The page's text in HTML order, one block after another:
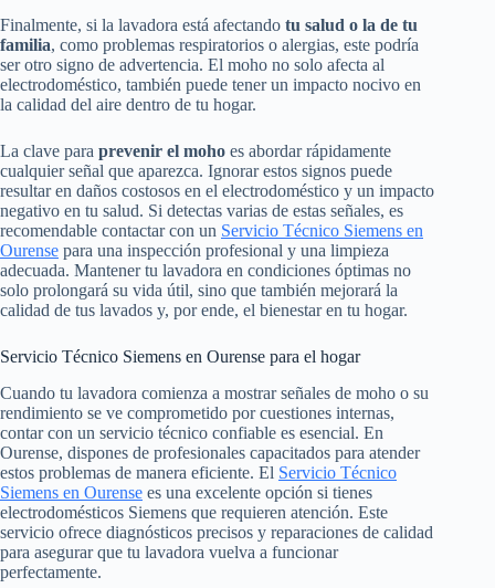
Finalmente, si la lavadora está afectando tu salud o la de tu
familia, como problemas respiratorios o alergias, este podría
ser otro signo de advertencia. El moho no solo afecta al
electrodoméstico, también puede tener un impacto nocivo en
la calidad del aire dentro de tu hogar.
La clave para prevenir el moho es abordar rápidamente
cualquier señal que aparezca. Ignorar estos signos puede
resultar en daños costosos en el electrodoméstico y un impacto
negativo en tu salud. Si detectas varias de estas señales, es
recomendable contactar con un Servicio Técnico Siemens en
Ourense para una inspección profesional y una limpieza
adecuada. Mantener tu lavadora en condiciones óptimas no
solo prolongará su vida útil, sino que también mejorará la
calidad de tus lavados y, por ende, el bienestar en tu hogar.
Servicio Técnico Siemens en Ourense para el hogar
Cuando tu lavadora comienza a mostrar señales de moho o su
rendimiento se ve comprometido por cuestiones internas,
contar con un servicio técnico confiable es esencial. En
Ourense, dispones de profesionales capacitados para atender
estos problemas de manera eficiente. El Servicio Técnico
Siemens en Ourense es una excelente opción si tienes
electrodomésticos Siemens que requieren atención. Este
servicio ofrece diagnósticos precisos y reparaciones de calidad
para asegurar que tu lavadora vuelva a funcionar
perfectamente.